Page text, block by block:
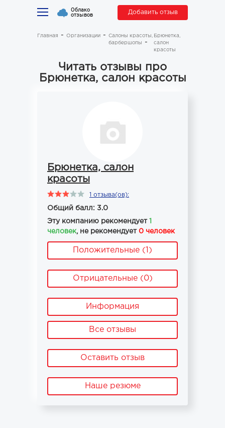
Облако
отзывов Добавить отзыв
Главная Организации
Салоны красоты,
барбершопы
Брюнетка,
салон
красоты
Читать отзывы про
Брюнетка, салон красоты
Брюнетка, салон
красоты
1 отзыва(ов):
Общий балл: 3.0
Эту компанию рекомендует 1
человек, не рекомендует 0 человек
Положительные (1)
Отрицательные (0)
Информация
Все отзывы
Оставить отзыв
Наше резюме